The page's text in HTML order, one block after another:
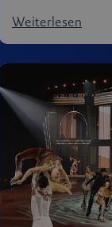
Weiterlesen